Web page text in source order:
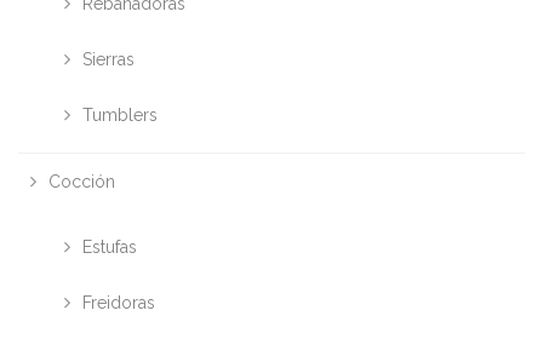
Sierras
Tumblers
Cocción
Estufas
Freidoras